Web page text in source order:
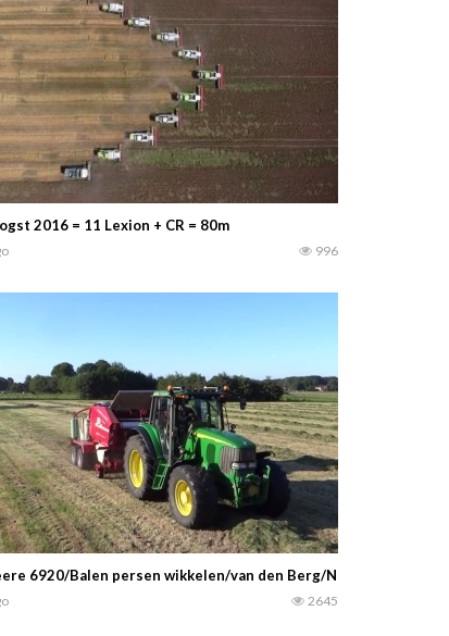
2016 = 11 Lexion + CR = 80m
996
6920/Balen persen wikkelen/van den Berg/Nunspeet. -
2645